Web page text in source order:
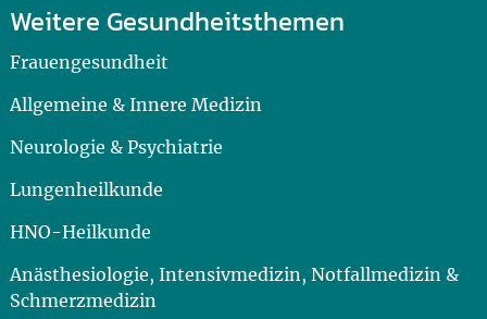
Weitere Gesundheitsthemen
Frauengesundheit
Allgemeine & Innere Medizin
Neurologie & Psychiatrie
Lungenheilkunde
HNO-Heilkunde
Anästhesiologie, Intensivmedizin, Notfallmedizin &
Schmerzmedizin